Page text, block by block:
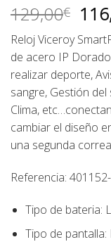
129,00€ El
era:
Reloj Viceroy
de acero IP
realizar deporte,
sangre, Gestión
Clima,
cambiar el diseño
una segunda
Referencia:
Tipo de bateria:
Tipo de pantalla: